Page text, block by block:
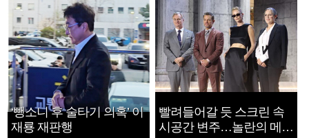
‘뺑소니 후 술타기 의혹’ 이
재룡 재판행
빨려들어갈 듯 스크린 속
시공간 변주…놀란의 메시